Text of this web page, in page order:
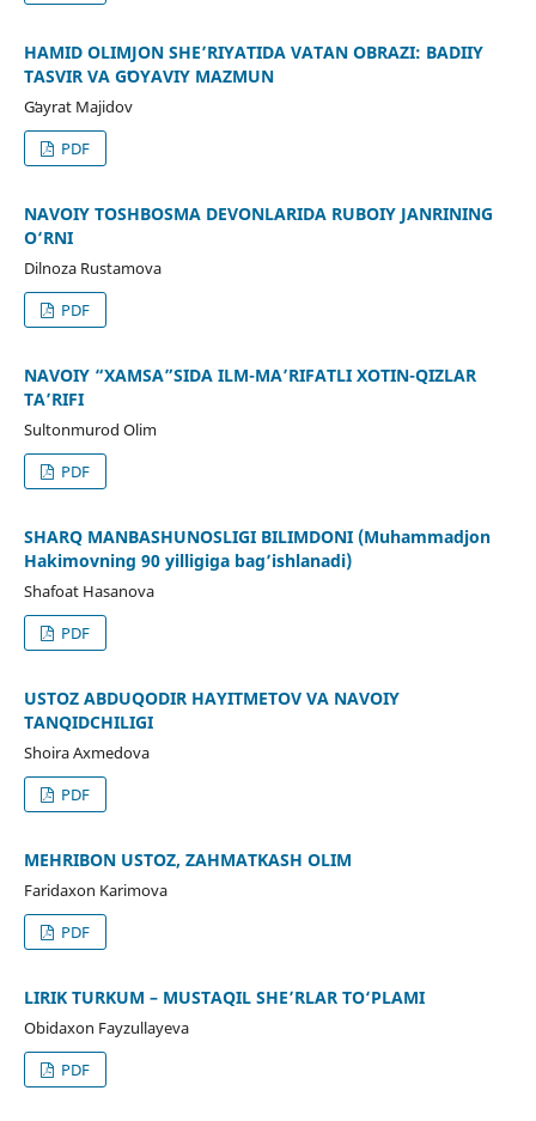
HAMID OLIMJON SHE’RIYATIDA VATAN OBRAZI: BADIIY
TASVIR VA GʻOYAVIY MAZMUN
Gʻayrat Majidov
PDF
NAVOIY TOSHBOSMA DEVONLARIDA RUBOIY JANRINING
O‘RNI
Dilnoza Rustamova
PDF
NAVOIY “XAMSA”SIDA ILM-MA’RIFATLI XOTIN-QIZLAR
TA’RIFI
Sultonmurod Olim
PDF
SHARQ MANBASHUNOSLIGI BILIMDONI (Muhammadjon
Hakimovning 90 yilligiga bag’ishlanadi)
Shafoat Hasanova
PDF
USTOZ ABDUQODIR HAYITMETOV VA NAVOIY
TANQIDCHILIGI
Shoira Axmedova
PDF
MEHRIBON USTOZ, ZAHMATKASH OLIM
Faridaxon Karimova
PDF
LIRIK TURKUM – MUSTAQIL SHE’RLAR TO‘PLAMI
Obidaxon Fayzullayeva
PDF